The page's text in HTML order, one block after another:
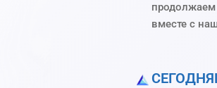
вместе с